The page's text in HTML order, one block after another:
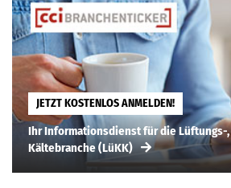
JETZT KOSTENLOS ANMELDEN!
Ihr Informationsdienst für die Lüftungs-,
Kältebranche (LüKK)